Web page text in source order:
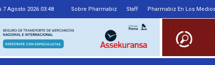
7 Agosto 2026 03:48 Sobre Pharmabiz Staff Pharmabiz En Los